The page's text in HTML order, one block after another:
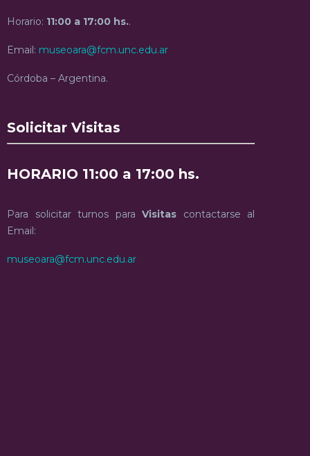
Horario: 11:00 a 17:00 hs..
Email: museoara@fcm.unc.edu.ar
Córdoba – Argentina.
Solicitar Visitas
HORARIO 11:00 a 17:00 hs.
Para solicitar turnos para Visitas contactarse al
Email:
museoara@fcm.unc.edu.ar